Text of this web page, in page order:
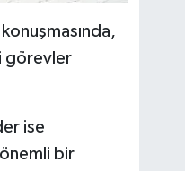
görevler
ise
bir